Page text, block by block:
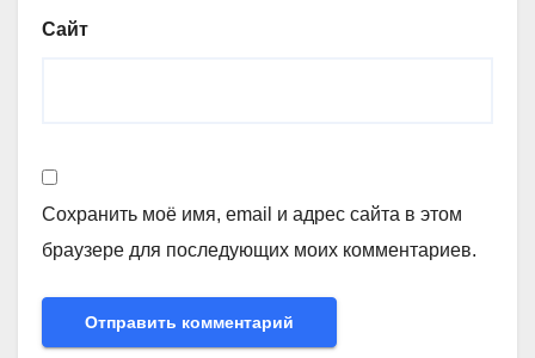
Сайт
Сохранить моё имя, email и адрес сайта в этом
браузере для последующих моих комментариев.